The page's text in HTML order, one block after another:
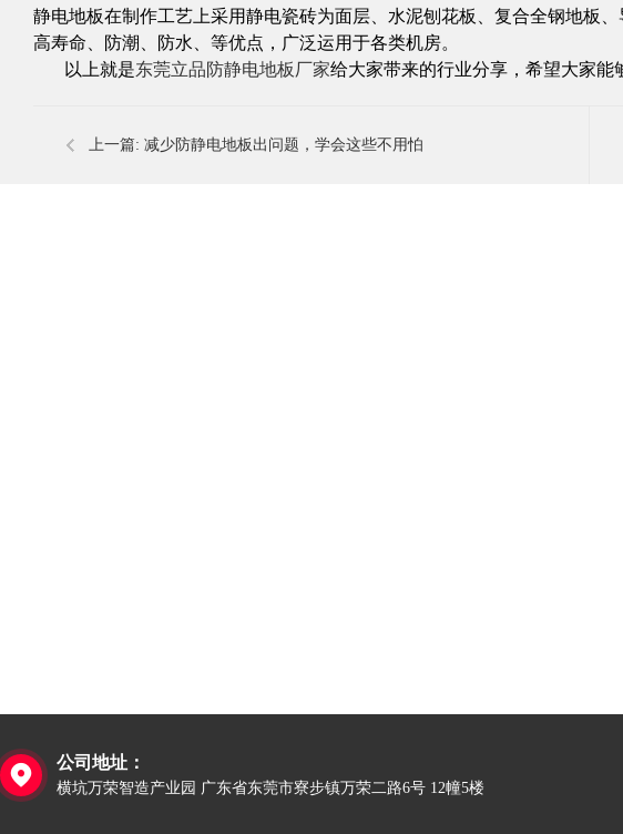
静电地板在制作工艺上采用静电瓷砖为面层、水泥刨花板、复合全钢地板
高寿命、防潮、防水、等优点，广泛运用于各类机房。
以上就是东莞立品防静电地板​厂家给大家带来的行业分享，希望大家能
上一篇: 减少防静电地板出问题，学会这些不用怕

公司地址：
横坑万荣智造产业园 广东省东莞市寮步镇万荣二路6号 12幢5楼